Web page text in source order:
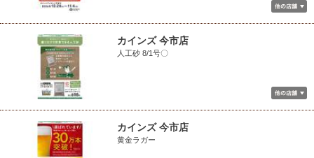
カインズ 今市店
人工砂 8/1号〇
カインズ 今市店
黄金ラガー